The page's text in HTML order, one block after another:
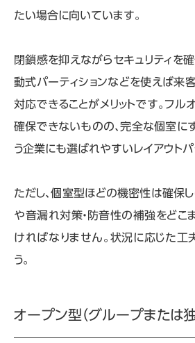
たい場合に向いています。
閉鎖感を抑えながらセキュリティを
動式パーティションなどを使えば来
対応できることがメリットです。フ
確保できないものの、完全な個室に
う企業にも選ばれやすいレイアウトパ
ただし、個室型ほどの機密性は確保
や音漏れ対策・防音性の補強をどこ
ければなりません。状況に応じた工
う。
オープン型（グループまたは